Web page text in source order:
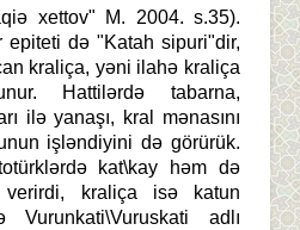
xettov" M. 2004. s.35).
epiteti də "Katah sipuri"dir,
kraliça, yəni ilahə kraliça
Hattilərdə tabarna,
ilə yanaşı, kral mənasını
işləndiyini də görürük.
kat\kay həm də
verirdi, kraliça isə katun
Vurunkati\Vuruskati adlı